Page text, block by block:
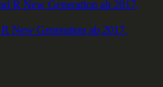
New Generation ab 2017,